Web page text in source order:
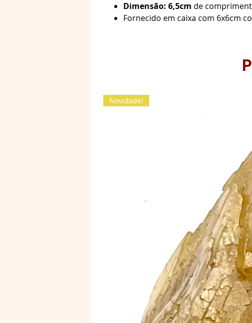
Dimensão: 6,5cm de
Fornecido em caixa com 6x6cm
Novidade!